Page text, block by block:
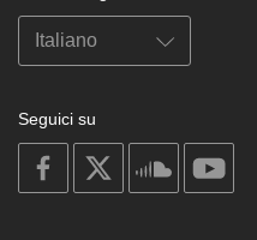
Seguici su
on
facebook
soundcloud